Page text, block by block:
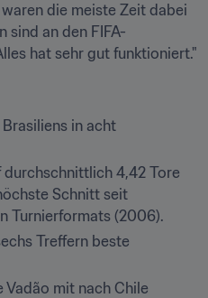
die meiste Zeit dabei
sind an den FIFA-
hat sehr gut funktioniert."
in acht
durchschnittlich 4,42 Tore
Schnitt seit
Turnierformats (2006).
Treffern beste
Vadão mit nach Chile